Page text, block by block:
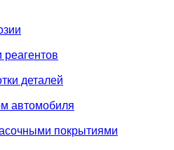
деталей
автомобиля
покрытиями